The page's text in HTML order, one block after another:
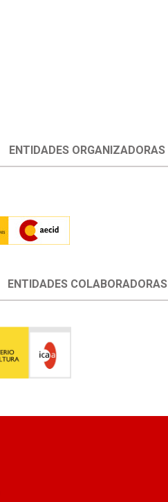
ENTIDADES ORGANIZADORAS
ENTIDADES COLABORADORAS